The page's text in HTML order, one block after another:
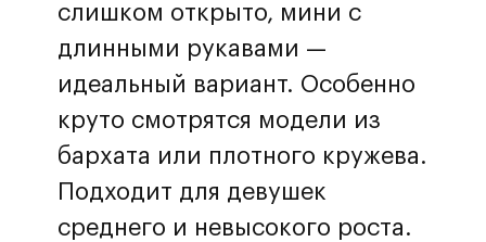
слишком открыто, мини с
длинными рукавами —
идеальный вариант. Особенно
круто смотрятся модели из
бархата или плотного кружева.
Подходит для девушек
среднего и невысокого роста.